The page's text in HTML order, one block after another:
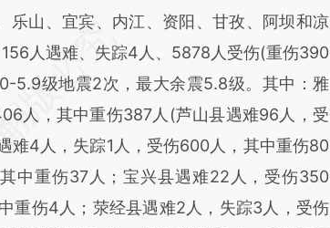
乐山、宜宾、内江、资阳、甘孜、阿坝和凉
人遇难、失踪4人、5878人受伤(重伤390
5.9级地震2次，最大余震5.8级。其中：雅
人，其中重伤387人(芦山县遇难96人，受
难4人，失踪1人，受伤600人，其中重伤80
中重伤37人；宝兴县遇难22人，受伤350
重伤4人；荥经县遇难2人，失踪3人，受伤